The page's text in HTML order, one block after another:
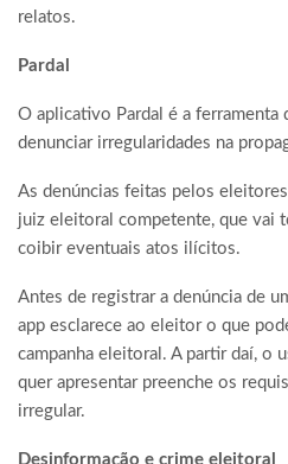
relatos.
Pardal
O aplicativo Pardal é a ferramenta
denunciar irregularidades na
As denúncias feitas pelos
juiz eleitoral competente, que vai
coibir eventuais atos ilícitos.
Antes de registrar a denúncia de
app esclarece ao eleitor o que
campanha eleitoral. A partir daí, o
quer apresentar preenche os
irregular.
Desinformação e crime eleitoral